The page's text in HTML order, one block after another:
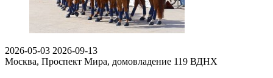
2026-05-03 2026-09-13
Москва, Проспект Мира, домовладение 119 ВДНХ